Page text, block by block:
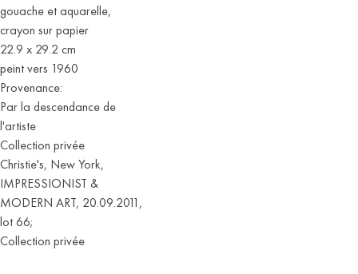
gouache et aquarelle,
crayon sur papier
22.9 x 29.2 cm
peint vers 1960
Provenance:
Par la descendance de
l'artiste
Collection privée
Christie's, New York,
IMPRESSIONIST &
MODERN ART, 20.09.2011,
lot 66;
Collection privée